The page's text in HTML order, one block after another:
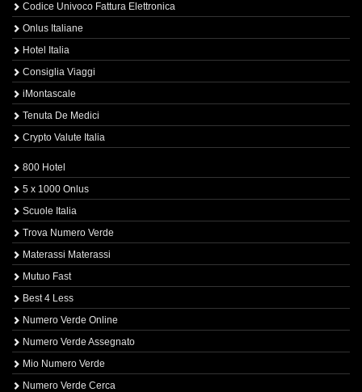
Codice Univoco Fattura Elettronica
Onlus Italiane
Hotel Italia
Consiglia Viaggi
iMontascale
Tenuta De Medici
Crypto Valute Italia
800 Hotel
5 x 1000 Onlus
Scuole Italia
Trova Numero Verde
Materassi Materassi
Mutuo Fast
Best 4 Less
Numero Verde Online
Numero Verde Assegnato
Mio Numero Verde
Numero Verde Cerca